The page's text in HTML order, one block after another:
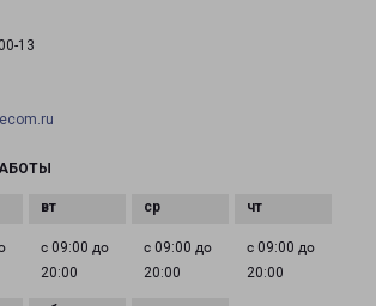
13
с 09:00 до
20:00
с 09:00 до
20:00
с 09:00 до
20:00